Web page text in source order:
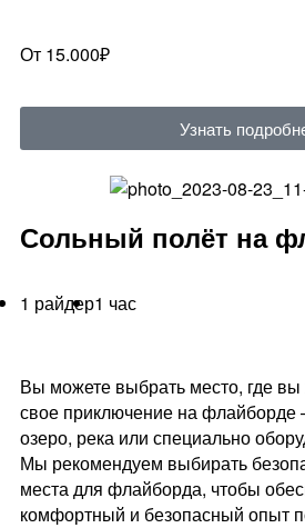
От 15.000₽
Узнать
Сольный полёт на
1 райдер1 час
Вы можете выбрать место, где вы
свое приключение на
озеро, река или специально
Мы рекомендуем выбирать
места для флайборда, чтобы
комфортный и безопасный опыт